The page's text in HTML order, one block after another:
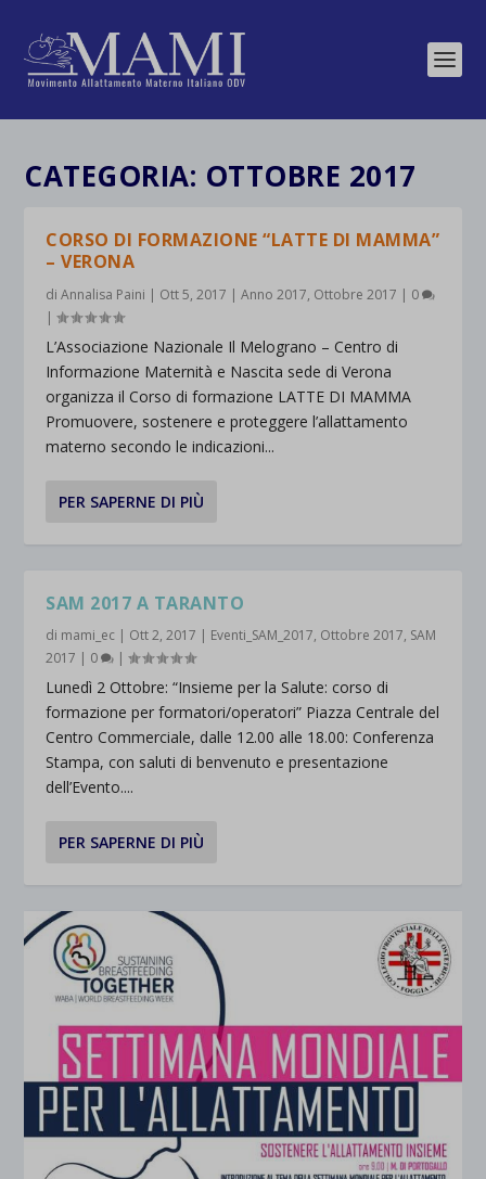
CATEGORIA: OTTOBRE 2017
CORSO DI FORMAZIONE “LATTE DI MAMMA”
– VERONA
diAnnalisa Paini | Ott 5, 2017 |Anno 2017, Ottobre 2017 | 0
|
L’Associazione Nazionale Il Melograno – Centro di
Informazione Maternità e Nascita sede di Verona
organizza il Corso di formazione LATTE DI MAMMA
Promuovere, sostenere e proteggere l’allattamento
materno secondo le indicazioni...
PER SAPERNE DI PIÙ
SAM 2017 A TARANTO
di mami_ec | Ott 2, 2017 | Eventi_SAM_2017, Ottobre 2017, SAM
2017 | 0 |
Lunedì 2 Ottobre: “Insieme per la Salute: corso di
formazione per formatori/operatori” Piazza Centrale del
Centro Commerciale, dalle 12.00 alle 18.00: Conferenza
Stampa, con saluti di benvenuto e presentazione
dell’Evento....
PER SAPERNE DI PIÙ